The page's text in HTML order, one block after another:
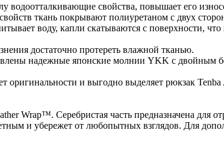
водоотталкивающие свойства, повышает его
ткань покрывают полиуретаном с двух
воду, капли скатываются с поверхности,
достаточно протереть влажной тканью.
надежные японские молнии YKK с двойным
оригинальности и выгодно выделяет рюкзак
Wrap™. Серебристая часть предназначена для
и убережет от любопытных взглядов. Для